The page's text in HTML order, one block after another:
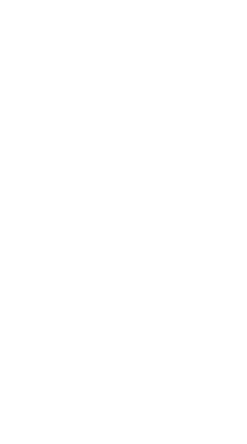
命（帖
基、在位第三年、為他
瑪代的權貴、就是各省
榮耀之國的豐富、和他
日、就是一百八十日。